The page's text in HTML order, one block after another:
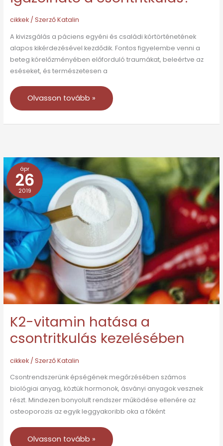
cikkek/ SzerzőKatalin
A kivizsgálás a páciens egyéni és családi kórtörténetének
alapos kikérdezésével kezdődik. Fontos figyelembe venni a
beteg kórelőzményében előforduló traumákat, beleértve az
eséseket, és természetesen a
Olvasson tovább »
ápr
26
2019
K2-vitamin hatása a
csontritkulás kezelésében
cikkek/ SzerzőKatalin
Csontrendszerünk épségének megőrzésében számos
biológiai anyag, köztük hormonok, ásványi anyagok vesznek
részt. Mindezen bonyolult rendszer működése ellenére az
osteoporozis az egyik leggyakoribb oka a főként
K2-
vitamin
hatása
a
csontritkulás
kezelésében
Olvasson tovább »